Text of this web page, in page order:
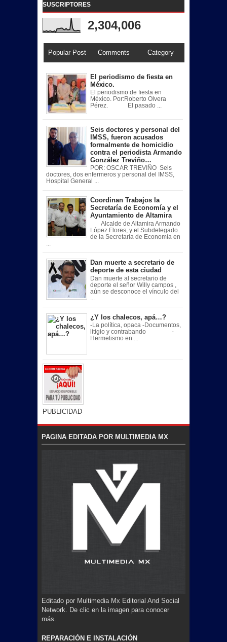
SUSCRIPTORES
2,304,006
Popular Post Comments Category
El periodismo de fiesta en
México.
El periodismo de fiesta en
México. Por:Roberto Olvera
Pérez. El pasado ...
Seis doctores y personal del
IMSS, fueron acusados
formalmente de homicidio
contra el periodista Armando
González Treviño…
POR: OSCAR TREVIÑO Seis
doctores, dos enfermeros y personal del IMSS,
Hospital General ...
Coordinan Trabajos la
Secretaría de Economía y el
Ayuntamiento de Altamira
Alcalde de Altamira Armando
López Flores, y el Subdelegado
de la Secretaría de Economía en
Dan muerte a secretario de
deporte de esta ciudad
Dan muerte al secretario de
deporte el señor Willy campos ,
aún se desconoce el vínculo del
¿Y los chalecos, apá…?
-La política, opaca -Documentos,
litigio y contrabando -
Hermetismo en ...
PUBLICIDAD
PAGINA EDITADA POR MULTIMEDIA MX
Editado por Multimedia Mx Editorial And Social
Network. De clic en la imagen para conocer
más.
REPARACIÓN E INSTALACIÓN